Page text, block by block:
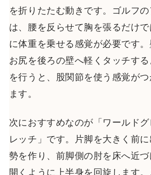
を折りたたむ動きです。ゴルフ
は、腰を反らせて胸を張るだけ
に体重を乗せる感覚が必要です。
お尻を後ろの壁へ軽くタッチす
を行うと、股関節を使う感覚が
ます。
次におすすめなのが「ワールド
レッチ」です。片脚を大きく前
勢を作り、前脚側の肘を床へ近
開くように上半身を回旋します